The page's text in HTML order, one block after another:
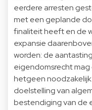
eerdere arresten
met een geplande
finaliteit heeft en de
expansie
worden: de
eigendomsrecht
hetgeen
doelstelling van
bestendiging van de